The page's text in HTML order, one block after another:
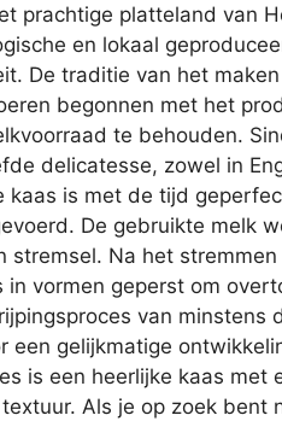
prachtige platteland van
en lokaal
De traditie van het
begonnen met het
te behouden.
delicatesse, zowel in
kaas is met de tijd
De gebruikte melk
stremsel. Na het
in vormen geperst om
van minstens
een gelijkmatige
is een heerlijke kaas met
Als je op zoek bent